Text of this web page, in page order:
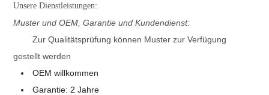
Unsere Dienstleistungen:
Muster und OEM, Garantie und Kundendienst:
Zur Qualitätsprüfung können Muster zur Verfügung
gestellt werden
OEM willkommen
Garantie: 2 Jahre